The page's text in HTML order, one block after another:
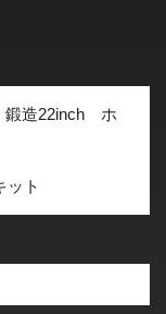
造22inch ホ
ト